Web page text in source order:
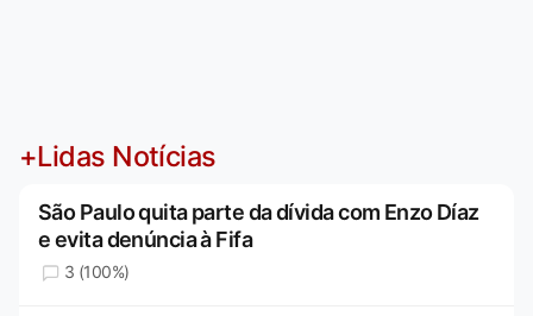
+Lidas Notícias
São Paulo quita parte da dívida com Enzo Díaz
e evita denúncia à Fifa
3 (100%)